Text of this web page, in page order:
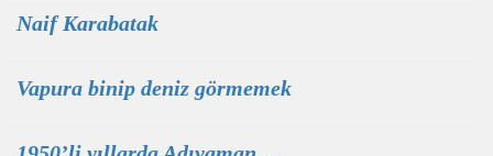
Naif Karabatak
Vapura binip deniz görmemek